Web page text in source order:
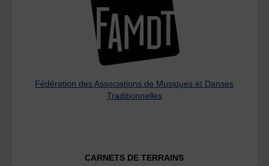
Fédération des Associations de Musiques et Danses
Traditionnelles
CARNETS DE TERRAINS